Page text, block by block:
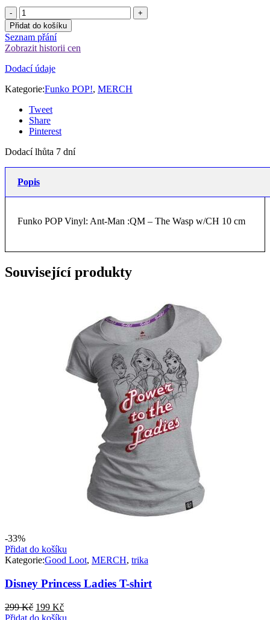
Přidat do košíku
Seznam přání
Zobrazit historii cen
Dodací údaje
Kategorie:Funko POP!, MERCH
Tweet
Share
Pinterest
Dodací lhůta 7 dní
Popis
Funko POP Vinyl: Ant-Man :QM – The Wasp w/CH 10 cm
Související produkty
-33%
Přidat do košíku
Kategorie:Good Loot, MERCH, trika
Disney Princess Ladies T-shirt
299Kč Původní
cena
199 KčAktuální
cena
Přidat do košíku